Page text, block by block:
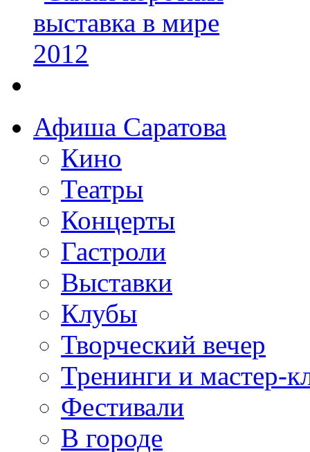
Афиша Саратова
Кино
Театры
Концерты
Гастроли
Выставки
Клубы
Творческий вечер
Тренинги и мастер-
Фестивали
В городе